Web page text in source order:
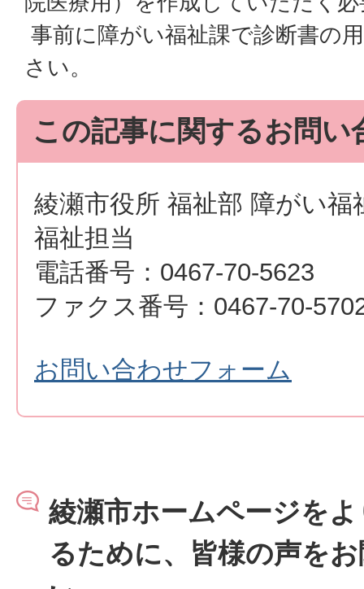
事前に障がい福祉課で診断書の
さい。
この記事に関するお問い
綾瀬市役所 福祉部 障がい福
福祉担当
電話番号：0467-70-5623
ファクス番号：0467-70-
お問い合わせフォーム
綾瀬市ホームページを
るために、皆様の声を